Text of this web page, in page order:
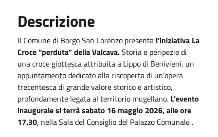
Descrizione
Il Comune di Borgo San Lorenzo presenta l’iniziativa La
Croce “perduta” della Valcava.Storia e peripezie di
una croce giottesca attribuita a Lippo di Benivieni, un
appuntamento dedicato alla riscoperta di un’opera
trecentesca di grande valore storico e artistico,
profondamente legata al territorio mugellano. L’evento
inaugurale si terràsabato 16 maggio 2026, alle ore
17.30, nella Sala del Consiglio del Palazzo Comunale .